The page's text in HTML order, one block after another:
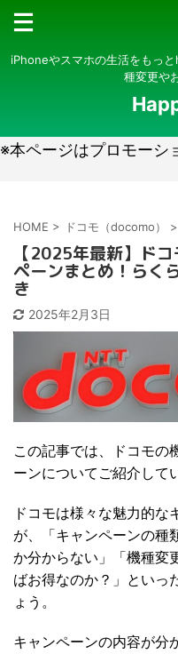
iPhoneやスマホの生活をもっ
種変更や
※本ページはプロモーシ
HOME > ドコモ（docomo） >
【2025年最新】ド
ペーンまとめ！らく
き
2025年2月3日
この記事では、ドコモの
ーンについてご紹介して
ドコモは様々な魅力的な
が、「キャンペーンの種
か分からない」「機種変
ばお得なのか？」といっ
ょう。
キャンペーンの内容が分